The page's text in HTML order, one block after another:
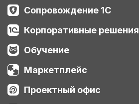
Сопровождение 1С
Корпоративные решения
Обучение
Маркетплейс
Проектный офис